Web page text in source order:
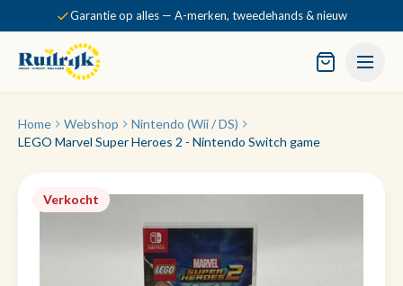
Garantie op alles — A-merken, tweedehands & nieuw
Home Webshop
Nintendo (Wii / DS)
LEGO Marvel Super Heroes 2 - Nintendo Switch game
Verkocht